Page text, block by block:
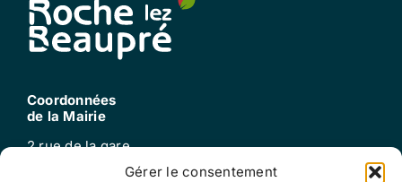
Gérer le consentement
Coordonnées
de la Mairie
2 rue de la gare